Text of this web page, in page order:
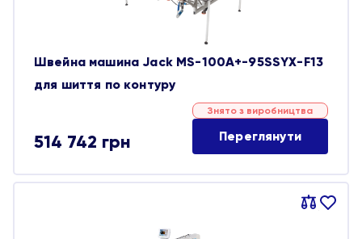
Швейна машина Jack MS-100A+-95SSYX-F13
для шиття по контуру
514 742 грн
Знято з виробництва
Переглянути
Порівняти
В